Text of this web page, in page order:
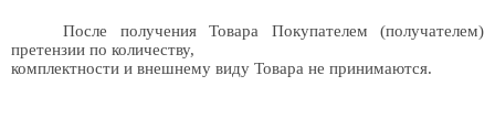
После получения Товара Покупателем (получателем)
претензии по количеству,
комплектности и внешнему виду Товара не принимаются.